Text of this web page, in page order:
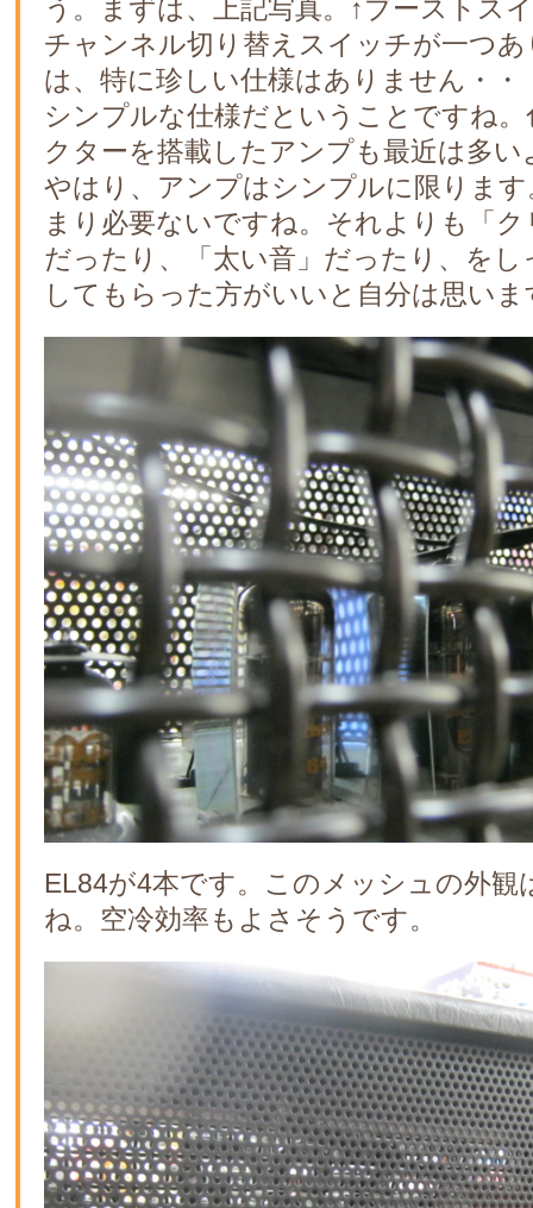
う。まずは、上記写真。↑ブーストス
チャンネル切り替えスイッチが一つ
は、特に珍しい仕様はありません・・
シンプルな仕様だということですね
クターを搭載したアンプも最近は多い
やはり、アンプはシンプルに限りま
まり必要ないですね。それよりも「
だったり、「太い音」だったり、をし
してもらった方がいいと自分は思いま
EL84が4本です。このメッシュの外観
ね。空冷効率もよさそうです。